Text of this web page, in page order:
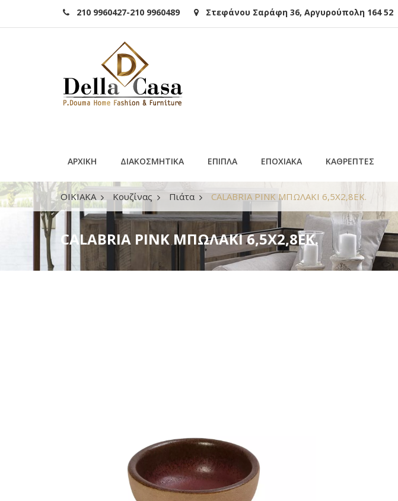
210 9960427-210 9960489 Στεφάνου Σαράφη 36, Αργυρούπολη 164 52
ΑΡΧΙΚΗ ΔΙΑΚΟΣΜΗΤΙΚΑ ΕΠΙΠΛΑ ΕΠΟΧΙΑΚΑ ΚΑΘΡΕΠΤΕΣ
ΟΙΚΙΑΚΑ Κουζίνας Πιάτα CALABRIA PINK ΜΠΩΛΑΚΙ 6,5Χ2,8ΕΚ.
CALABRIA PINK ΜΠΩΛΑΚΙ 6,5Χ2,8ΕΚ.